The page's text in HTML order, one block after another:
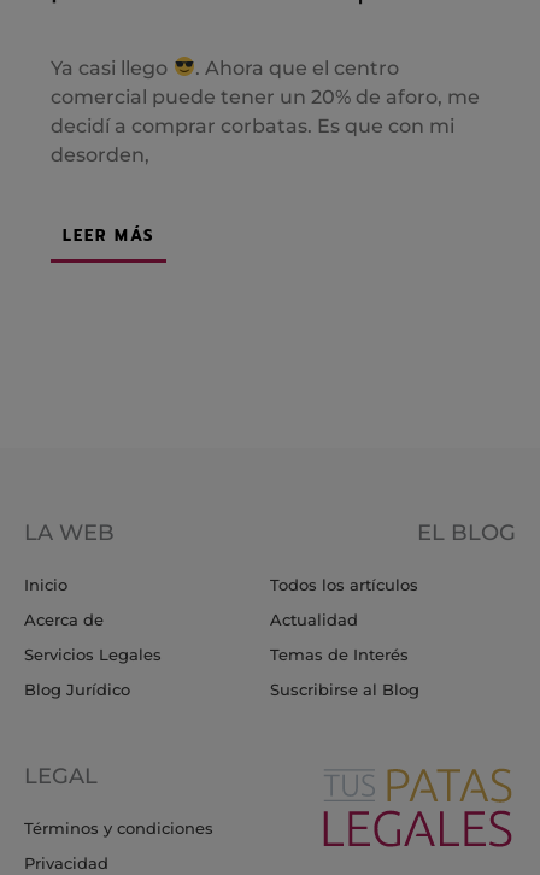
Ya casi llego
. Ahora que el centro
comercial puede tener un 20% de aforo, me
decidí a comprar corbatas. Es que con mi
desorden,
LEER MÁS
LA WEB
Inicio
Acerca de
Servicios Legales
Blog Jurídico
EL BLOG
Todos los artículos
Actualidad
Temas de Interés
Suscribirse al Blog
LEGAL
Términos y condiciones
Privacidad